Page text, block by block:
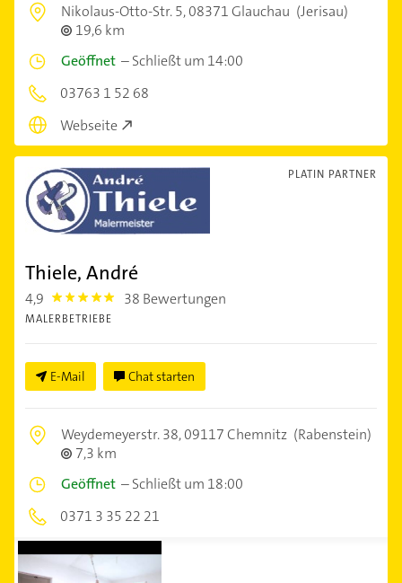
Nikolaus-Otto-Str. 5,08371 Glauchau (Jerisau)
19,6 km
Geöffnet –Schließt um 14:00
03763 1 52 68
Webseite
PLATIN PARTNER
Thiele, André
4,9 4.9 38 Bewertungen
MALERBETRIEBE
E-Mail Chat starten
Weydemeyerstr. 38,09117 Chemnitz (Rabenstein)
7,3 km
Geöffnet –Schließt um 18:00
0371 3 35 22 21